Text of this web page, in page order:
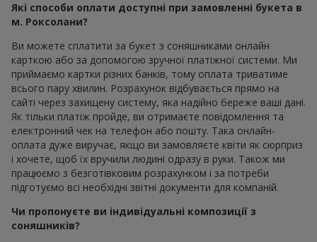
Які способи оплати доступні при замовленні букета в
м. Роксолани?
Ви можете сплатити за букет з соняшниками онлайн
карткою або за допомогою зручної платіжної системи. Ми
приймаємо картки різних банків, тому оплата триватиме
всього пару хвилин. Розрахунок відбувається прямо на
сайті через захищену систему, яка надійно береже ваші дані.
Як тільки платіж пройде, ви отримаєте повідомлення та
електронний чек на телефон або пошту. Така онлайн-
оплата дуже виручає, якщо ви замовляєте квіти як сюрприз
і хочете, щоб їх вручили людині одразу в руки. Також ми
працюємо з безготівковим розрахунком і за потреби
підготуємо всі необхідні звітні документи для компаній.
Чи пропонуєте ви індивідуальні композиції з
соняшників?